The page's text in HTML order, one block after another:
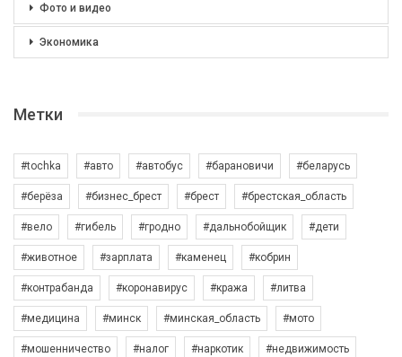
Фото и видео
Экономика
Метки
#tochka #авто #автобус #барановичи #беларусь
#берёза #бизнес_брест #брест #брестская_область
#вело #гибель #гродно #дальнобойщик #дети
#животное #зарплата #каменец #кобрин
#контрабанда #коронавирус #кража #литва
#медицина #минск #минская_область #мото
#мошенничество #налог #наркотик #недвижимость